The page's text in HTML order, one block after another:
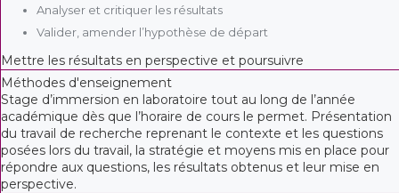
Analyser et critiquer les résultats
Valider, amender l’hypothèse de départ
Mettre les résultats en perspective et poursuivre
Méthodes d'enseignement
Stage d’immersion en laboratoire tout au long de l’année
académique dès que l’horaire de cours le permet. Présentation
du travail de recherche reprenant le contexte et les questions
posées lors du travail, la stratégie et moyens mis en place pour
répondre aux questions, les résultats obtenus et leur mise en
perspective.